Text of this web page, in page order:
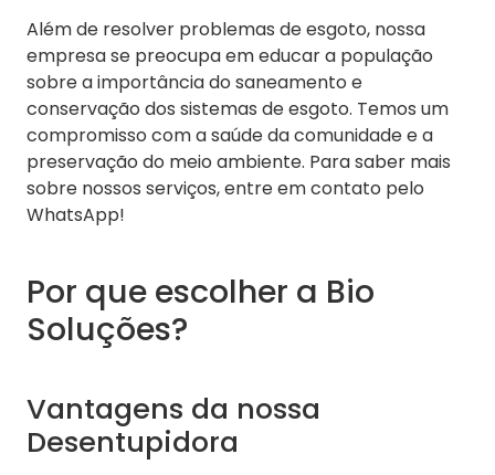
Além de resolver problemas de esgoto, nossa
empresa se preocupa em educar a população
sobre a importância do saneamento e
conservação dos sistemas de esgoto. Temos um
compromisso com a saúde da comunidade e a
preservação do meio ambiente. Para saber mais
sobre nossos serviços, entre em contato pelo
WhatsApp!
Por que escolher a Bio
Soluções?
Vantagens da nossa
Desentupidora